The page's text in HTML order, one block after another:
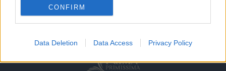
CONFIRM
Data Deletion Data Access Privacy Policy
adatvédelem
szerzői jogok